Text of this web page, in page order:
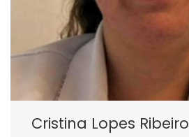
Cristina Lopes Ribeiro